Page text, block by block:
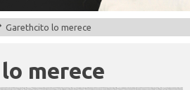
Garethcito lo merece
merece